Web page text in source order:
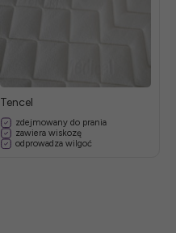
Tencel
zdejmowany do prania
zawiera wiskozę
odprowadza wilgoć